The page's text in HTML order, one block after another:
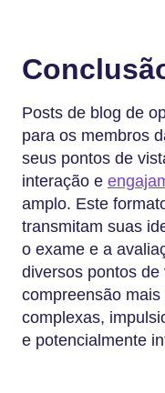
Posts de blog de
para os membros
seus pontos de
interação e
amplo. Este
transmitam suas
o exame e a
diversos pontos
compreensão
complexas,
e potencialmente